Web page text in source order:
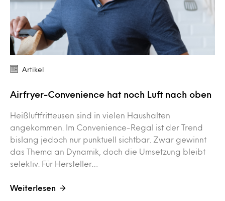
Artikel
Airfryer-Convenience hat noch Luft nach oben
Heißluftfritteusen sind in vielen Haushalten
angekommen. Im Convenience-Regal ist der Trend
bislang jedoch nur punktuell sichtbar. Zwar gewinnt
das Thema an Dynamik, doch die Umsetzung bleibt
selektiv. Für Hersteller…
Weiterlesen